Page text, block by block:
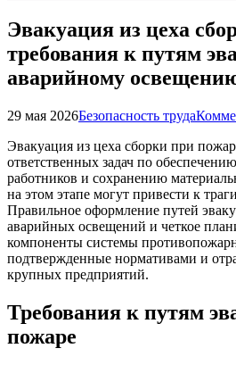
Эвакуация из цеха
требования к путям
аварийному
29 мая 2026Безопасность труда
Эвакуация из цеха сборки при
ответственных задач по
работников и сохранению
на этом этапе могут привести к
Правильное оформление путей
аварийных освещений и четкое
компоненты системы
подтвержденные нормативами и
крупных предприятий.
Требования к путям
пожаре